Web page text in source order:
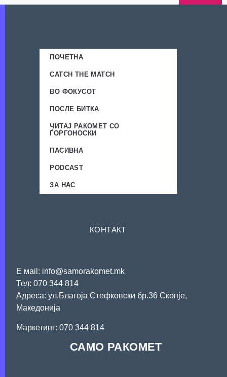
ПОЧЕТНА
CATCH THE MATCH
ВО ФОКУСОТ
ПОСЛЕ БИТКА
ЧИТАЈ РАКОМЕТ СО
ЃОРГОНОСКИ
ПАСИВНА
PODCAST
ЗА НАС
КОНТАКТ
Е мail: info@samorakomet.mk
Тел: 070 344 814
Адреса: ул.Благоја Стефковски бр.36 Скопје,
Македонија
Mаркетинг: 070 344 814
САМО РАКОМЕТ